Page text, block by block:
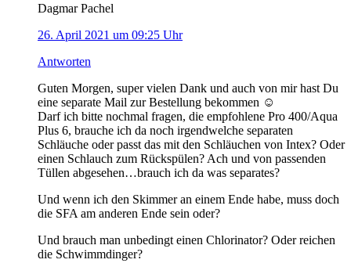
Dagmar Pachel
26. April 2021 um 09:25 Uhr
Antworten
Guten Morgen, super vielen Dank und auch von mir hast Du
eine separate Mail zur Bestellung bekommen ☺️
Darf ich bitte nochmal fragen, die empfohlene Pro 400/Aqua
Plus 6, brauche ich da noch irgendwelche separaten
Schläuche oder passt das mit den Schläuchen von Intex? Oder
einen Schlauch zum Rückspülen? Ach und von passenden
Tüllen abgesehen…brauch ich da was separates?
Und wenn ich den Skimmer an einem Ende habe, muss doch
die SFA am anderen Ende sein oder?
Und brauch man unbedingt einen Chlorinator? Oder reichen
die Schwimmdinger?